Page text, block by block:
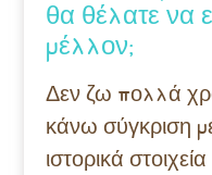
θα θέλατε να
μέλλον;
Δεν ζω πολλά
κάνω σύγκριση
ιστορικά